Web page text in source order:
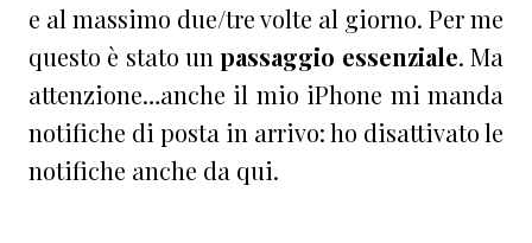
e al massimo due/tre volte al giorno. Per me
questo è stato unpassaggio essenziale. Ma
attenzione…anche il mio iPhone mi manda
notifiche di posta in arrivo: ho disattivato le
notifiche anche da qui.